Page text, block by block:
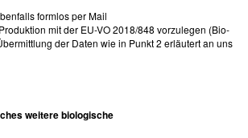
formlos per Mail
mit der EU-VO 2018/848 vorzulegen (Bio-
der Daten wie in Punkt 2 erläutert an uns
weitere biologische